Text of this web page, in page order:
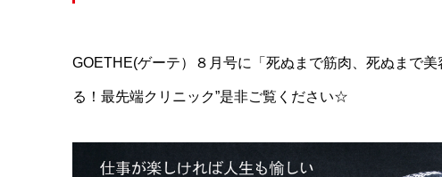
GOETHE(ゲーテ）８月号に「死ぬまで筋肉、死ぬまで
る！最先端クリニック”是非ご覧ください☆